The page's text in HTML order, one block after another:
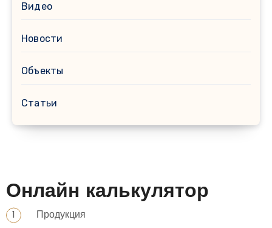
Видео
Новости
Объекты
Статьи
Онлайн калькулятор
Продукция